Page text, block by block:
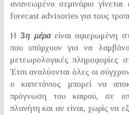
ανανεωμένο σεμινάριο
forecast advisories για τους
Η 3η μέραείναι αφιερωμένη
που υπάρχουν για να
μετεωρολογικές πληροφορίες
Έτσι αναλύονται όλες οι
ο καπετάνιος μπορεί να
πρόγνωση του καιρού, σε
πλανήτη και αν είναι, χωρίς να